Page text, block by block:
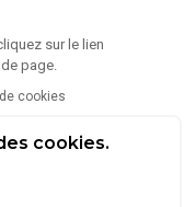
sur le lien
page.
cookies
cookies.